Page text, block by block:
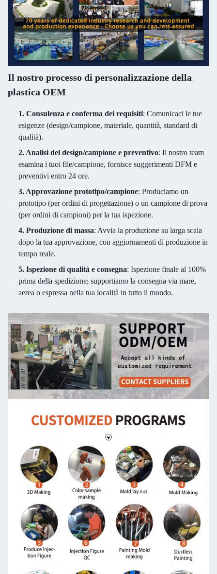
Il nostro processo di personalizzazione della
plastica OEM
1. Consulenza e conferma dei requisiti: Comunicaci le tue
esigenze (design/campione, materiale, quantità, standard di
qualità).
2. Analisi del design/campione e preventivo: Il nostro team
esamina i tuoi file/campione, fornisce suggerimenti DFM e
preventivi entro 24 ore.
3. Approvazione prototipo/campione: Produciamo un
prototipo (per ordini di progettazione) o un campione di prova
(per ordini di campioni) per la tua ispezione.
4. Produzione di massa: Avvia la produzione su larga scala
dopo la tua approvazione, con aggiornamenti di produzione in
tempo reale.
5. Ispezione di qualità e consegna: Ispezione finale al 100%
prima della spedizione; supportiamo la consegna via mare,
aerea o espressa nella tua località in tutto il mondo.